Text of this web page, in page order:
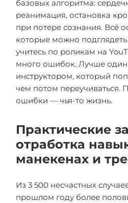
базовых алгоритма:
реанимация, остановка
при потере сознания. Всё
которые можно
учитесь по роликам на
много ошибок. Лучше один
инструктором, который
чем потом переучиваться.
ошибки — чья-то жизнь.
Практические
отработка
манекенах и
Из 3 500 несчастных
прошлом году более